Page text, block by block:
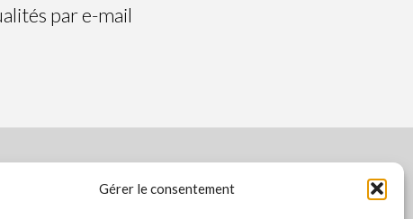
Gérer le consentement
par e-mail